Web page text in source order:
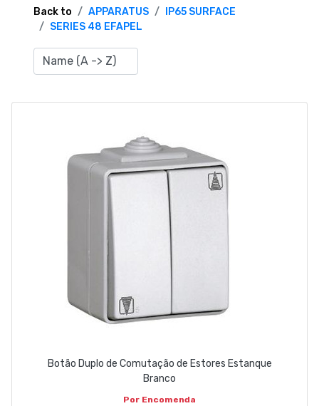
TERMS OF SERVICE
Back to APPARATUS
IP65 SURFACE
SERIES 48 EFAPEL
Botão Duplo de Comutação de Estores Estanque
Branco
Por Encomenda